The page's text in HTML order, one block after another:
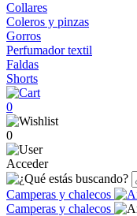
Collares
Coleros y pinzas
Gorros
Perfumador textil
Faldas
Shorts
0
0
Acceder
Camperas y chalecos
Camperas y chalecos